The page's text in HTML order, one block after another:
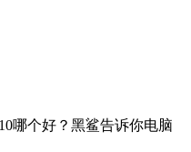
哪个好？黑鲨告诉你电脑